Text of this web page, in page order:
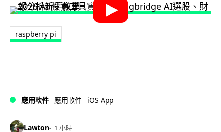
raspberry pi
應用軟件 應用軟件 iOS App
Lawton 1 小時